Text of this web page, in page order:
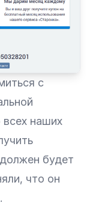
с
всех наших
будет
что он